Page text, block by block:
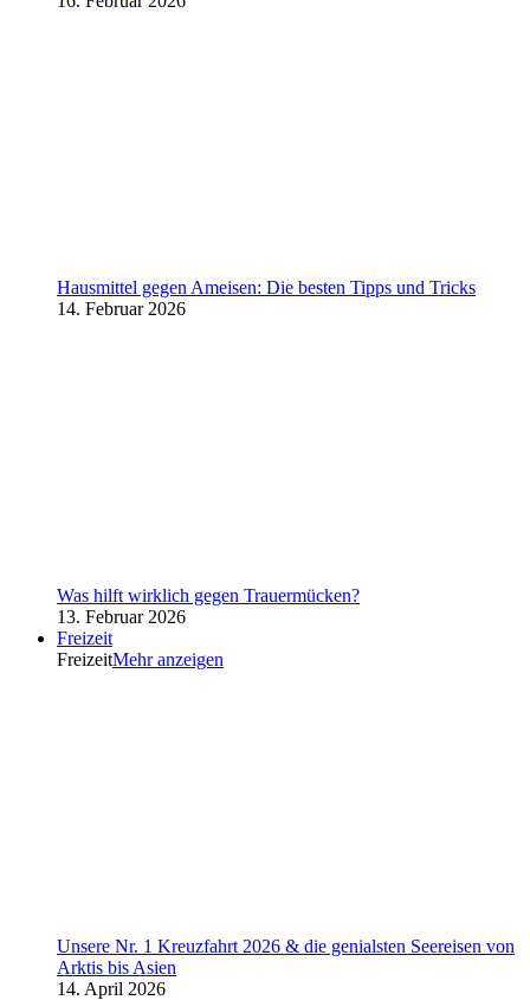
Hausmittel gegen Ameisen: Die besten Tipps und Tricks
14. Februar 2026
Was hilft wirklich gegen Trauermücken?
13. Februar 2026
Freizeit
FreizeitMehr anzeigen
Unsere Nr. 1 Kreuzfahrt 2026 & die genialsten Seereisen von
Arktis bis Asien
14. April 2026